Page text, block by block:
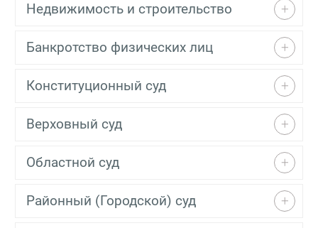
Недвижимость и строительство
Банкротство физических лиц
Конституционный суд
Верховный суд
Областной суд
Районный (Городской) суд